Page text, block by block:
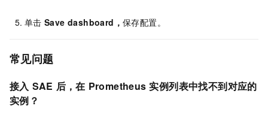
单击 Save dashboard， 保存配置。
常见问题
接入 SAE 后，在 Prometheus 实例列表中找不到对应的
实例？